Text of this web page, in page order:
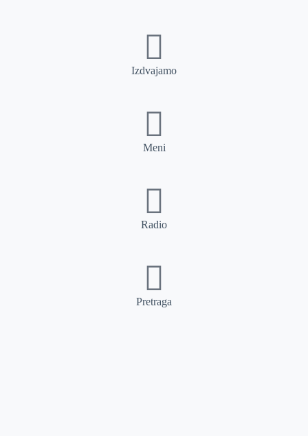
Izdvajamo
Meni
Radio
Pretraga